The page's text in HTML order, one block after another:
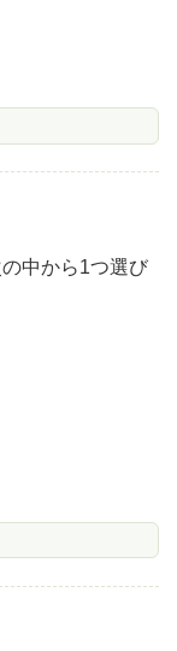
中から1つ選び